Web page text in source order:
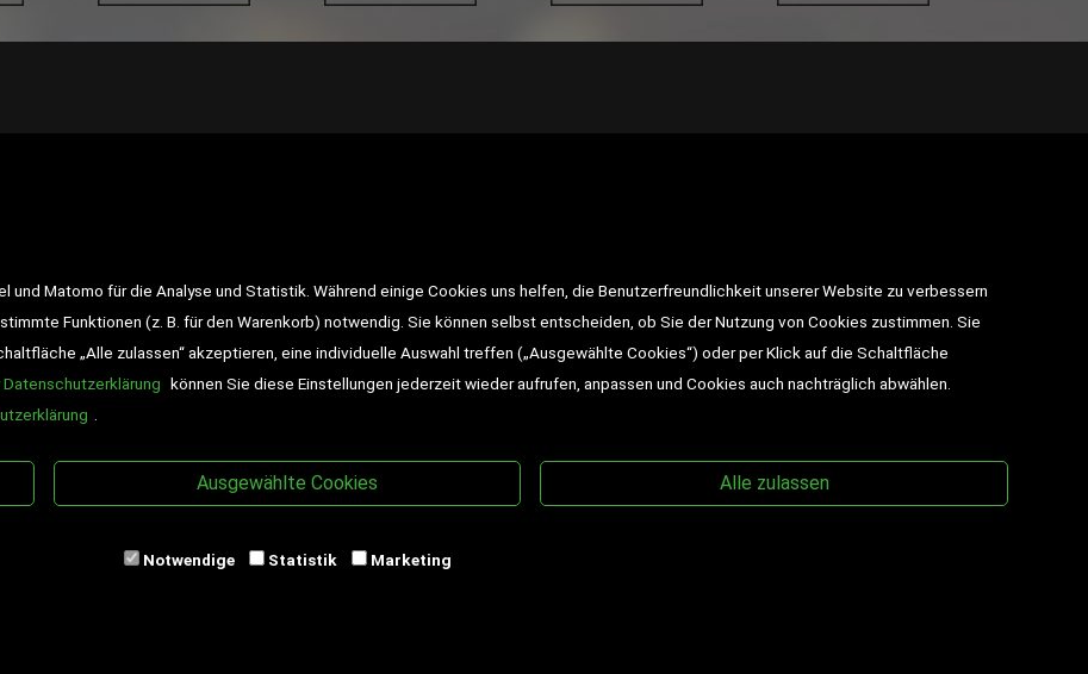
Impressum AGB Datenschutz
Widerrufsrecht Gutscheine BESUCHEN SIE UNS
Matomo für die Analyse und Statistik. Während einige Cookies uns helfen, die Benutzerfreundlichkeit unserer Website zu verbessern
Funktionen (z. B. für den Warenkorb) notwendig. Sie können selbst entscheiden, ob Sie der Nutzung von Cookies zustimmen. Sie
„Alle zulassen“ akzeptieren, eine individuelle Auswahl treffen („Ausgewählte Cookies“) oder per Klick auf die Schaltfläche
können Sie diese Einstellungen jederzeit wieder aufrufen, anpassen und Cookies auch nachträglich abwählen.
Ausgewählte Cookies Alle zulassen
Notwendige Statistik Marketing